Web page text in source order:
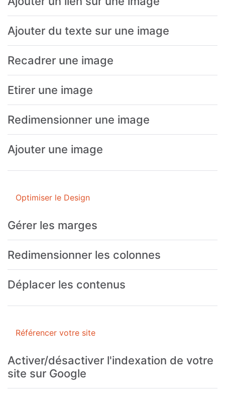
Ajouter du texte sur une image
Recadrer une image
Etirer une image
Redimensionner une image
Ajouter une image
Optimiser le Design
Gérer les marges
Redimensionner les colonnes
Déplacer les contenus
Référencer votre site
Activer/désactiver l'indexation de votre
site sur Google